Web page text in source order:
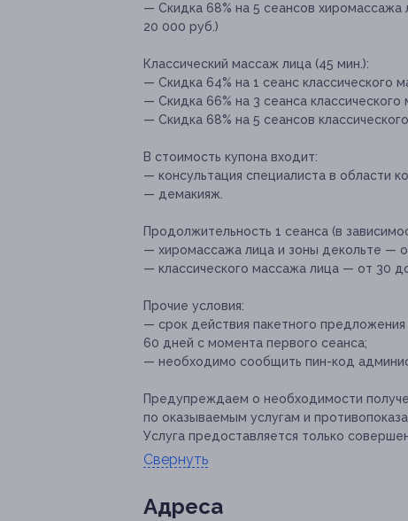
— Скидка 68% на 5 сеансов
20 000 руб.)
Классический массаж лица (45 мин.):
— Скидка 64% на 1 сеанс классического
— Скидка 66% на 3 сеанса
— Скидка 68% на 5 сеансов
В стоимость купона входит:
— консультация специалиста в области
— демакияж.
Продолжительность 1 сеанса (в
— хиромассажа лица и зоны декольте —
— классического массажа лица — от 30
Прочие условия:
— срок действия пакетного
60 дней с момента первого сеанса;
— необходимо сообщить пин-код
Предупреждаем о необходимости
по оказываемым услугам и
Услуга предоставляется только
Свернуть
Адресa